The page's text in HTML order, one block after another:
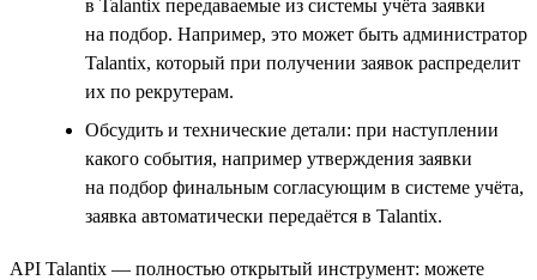
в Talantix передаваемые из системы учёта заявки
на подбор. Например, это может быть администратор
Talantix, который при получении заявок распределит
их по рекрутерам.
Обсудить и технические детали: при наступлении
какого события, например утверждения заявки
на подбор финальным согласующим в системе учёта,
заявка автоматически передаётся в Talantix.
API Talantix — полностью открытый инструмент: можете